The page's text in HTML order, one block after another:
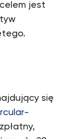
jest
się